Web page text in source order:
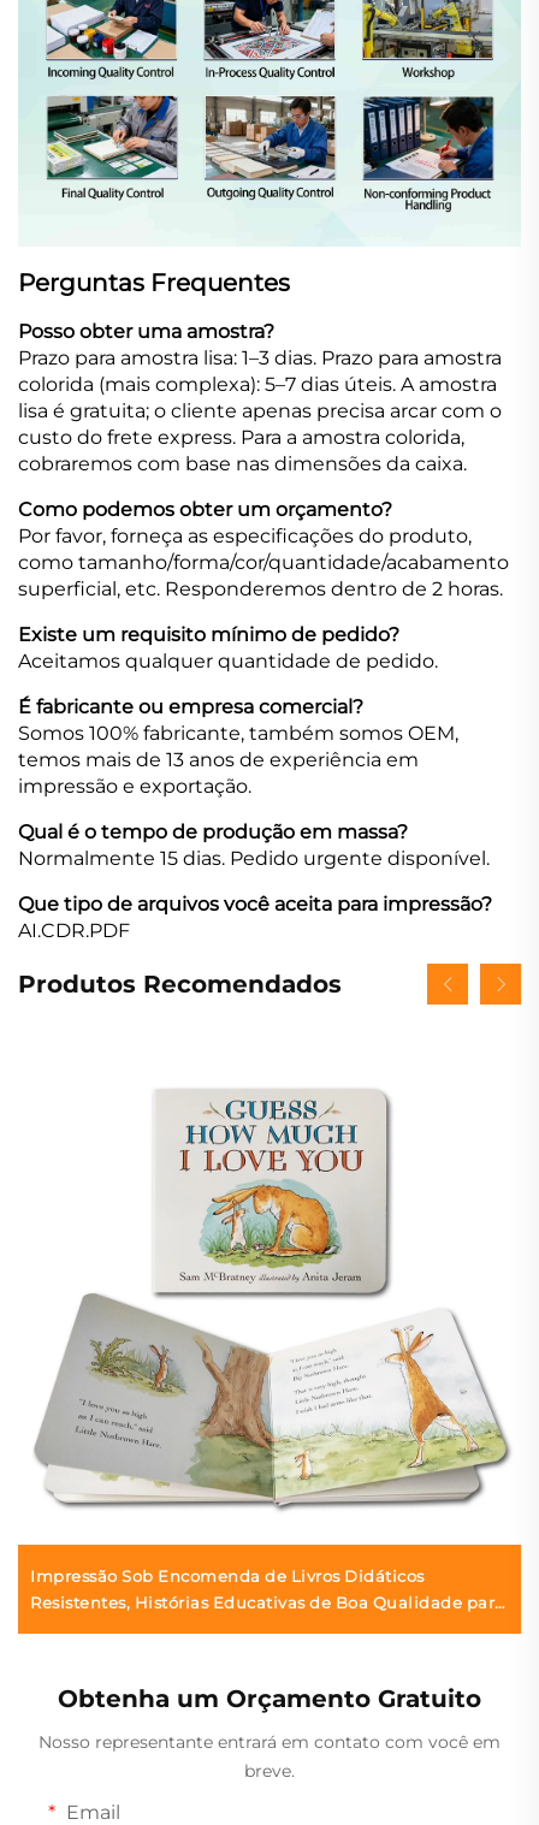
Perguntas Frequentes
Posso obter uma amostra?
Prazo para amostra lisa: 1–3 dias. Prazo para amostra
colorida (mais complexa): 5–7 dias úteis. A amostra
lisa é gratuita; o cliente apenas precisa arcar com o
custo do frete express. Para a amostra colorida,
cobraremos com base nas dimensões da caixa.
Como podemos obter um orçamento?
Por favor, forneça as especificações do produto,
como tamanho/forma/cor/quantidade/acabamento
superficial, etc. Responderemos dentro de 2 horas.
Existe um requisito mínimo de pedido?
Aceitamos qualquer quantidade de pedido.
É fabricante ou empresa comercial?
Somos 100% fabricante, também somos OEM,
temos mais de 13 anos de experiência em
impressão e exportação.
Qual é o tempo de produção em massa?
Normalmente 15 dias. Pedido urgente disponível.
Que tipo de arquivos você aceita para impressão?
AI.CDR.PDF
Produtos Recomendados
Impressão Sob Encomenda de Livros Didáticos
Resistentes, Histórias Educativas de Boa Qualidade para
Obtenha um Orçamento Gratuito
Nosso representante entrará em contato com você em
breve.
Email